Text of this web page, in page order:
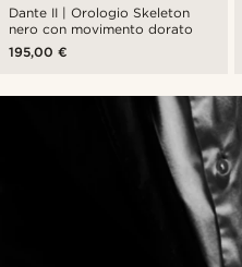
Dante II | Orologio Skeleton
nero con movimento dorato
195,00 €